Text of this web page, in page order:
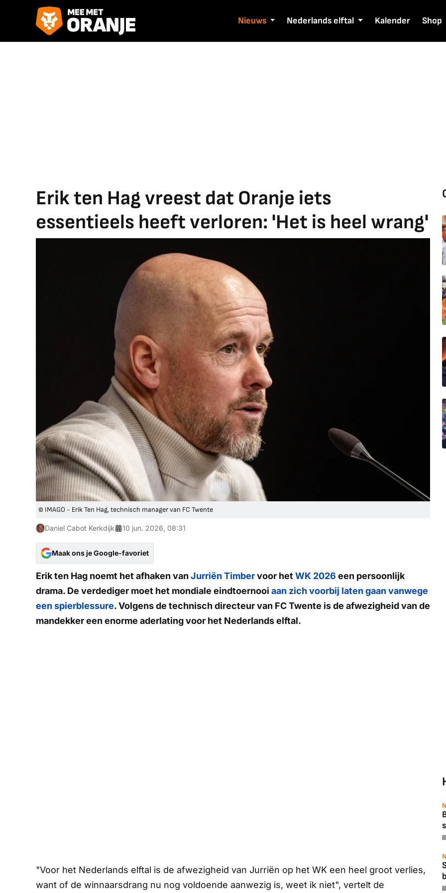
Nieuws Nederlands elftal Kalender Shop
Erik ten Hag vreest dat Oranje iets
essentieels heeft verloren: 'Het is heel wrang'
© IMAGO - Erik Ten Hag, technisch manager van FC Twente
Daniel Cabot Kerkdijk 10 jun. 2026, 08:31
Maak ons je Google-favoriet
Erik ten Hag noemt het afhaken van Jurriën Timbervoor het WK 2026 een persoonlijk
drama. De verdediger moet het mondiale eindtoernooi aan zich voorbij laten gaan vanwege
een spierblessure. Volgens de technisch directeur van FC Twente is de afwezigheid van de
mandekker een enorme aderlating voor het Nederlands elftal.
"Voor het Nederlands elftal is de afwezigheid van Jurriën op het WK een heel groot verlies,
want of de winnaarsdrang nu nog voldoende aanwezig is, weet ik niet", vertelt de